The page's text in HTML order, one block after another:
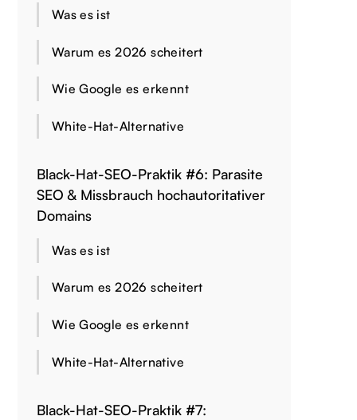
Was es ist
Warum es 2026 scheitert
Wie Google es erkennt
White-Hat-Alternative
Black-Hat-SEO-Praktik #6: Parasite
SEO & Missbrauch hochautoritativer
Domains
Was es ist
Warum es 2026 scheitert
Wie Google es erkennt
White-Hat-Alternative
Black-Hat-SEO-Praktik #7: